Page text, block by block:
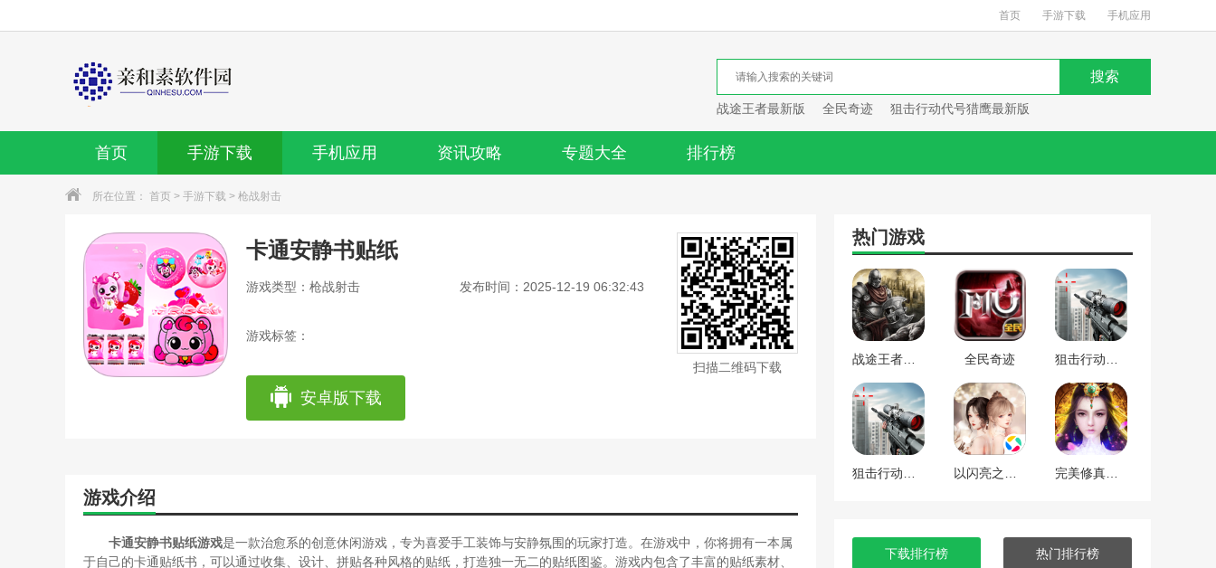
首页 手游下载 手机应用
战途王者最新版 全民奇迹 狙击行动代号猎鹰最新版
首页 手游下载 手机应用 资讯攻略 专题大全 排行榜
所在位置： 首页 > 手游下载 > 枪战射击
卡通安静书贴纸
游戏类型：枪战射击 发布时间：2025-12-19 06:32:43
游戏标签：
安卓版下载
扫描二维码下载
游戏介绍
卡通安静书贴纸游戏是一款治愈系的创意休闲游戏，专为喜爱手工装饰与安静氛围的玩家打造。在游戏中，你将拥有一本属
于自己的卡通贴纸书，可以通过收集、设计、拼贴各种风格的贴纸，打造独一无二的贴纸图鉴。游戏内包含了丰富的贴纸素材、
热门游戏
全民奇迹
下载排行榜 热门排行榜